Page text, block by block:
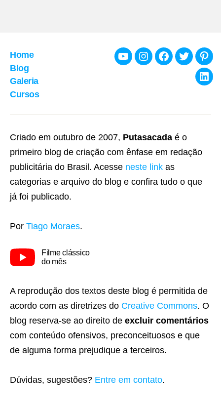
Home
Blog
Galeria
Cursos
YoutubeInstagramFacebook
Twitter
Criado em outubro de 2007, Putasacada é o
primeiro blog de criação com ênfase em redação
publicitária do Brasil. Acesse neste link as
categorias e arquivo do blog e confira tudo o que
já foi publicado.
Por Tiago Moraes.
Filme clássico
do mês
A reprodução dos textos deste blog é permitida de
acordo com as diretrizes do Creative Commons. O
blog reserva-se ao direito de excluir comentários
com conteúdo ofensivos, preconceituosos e que
de alguma forma prejudique a terceiros.
Dúvidas, sugestões? Entre em contato.